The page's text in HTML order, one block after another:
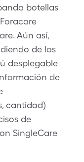
botellas
Aún así,
de los
desplegable
de
cantidad)
de
SingleCare